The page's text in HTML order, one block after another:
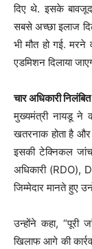
दिए थे. इसके
सबसे अच्छा इलाज
भी मौत हो गई.
एडमिशन दिलाया
चार अधिकारी निलंबित
मुख्यमंत्री नायडू ने
खतरनाक होता है और
इसकी टेक्निकल
अधिकारी (RDO),
जिम्मेदार मानते हुए
उन्होंने कहा, “पूरी
खिलाफ आगे की